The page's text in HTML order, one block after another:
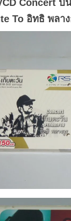
Concert บั
To อิทธิ พลา